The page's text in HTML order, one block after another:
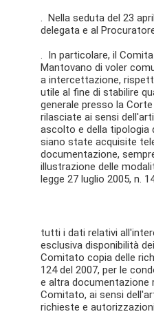
. Nella seduta del 23
delegata e al
. In particolare, il
Mantovano di voler
a intercettazione,
utile al fine di stabilire
generale presso la
rilasciate ai sensi
ascolto e della tipologia
siano state acquisite
documentazione,
illustrazione delle
legge 27 luglio 2005, n.
tutti i dati relativi
esclusiva disponibilità
Comitato copia delle
124 del 2007, per le
e altra documentazione
Comitato, ai sensi
richieste e